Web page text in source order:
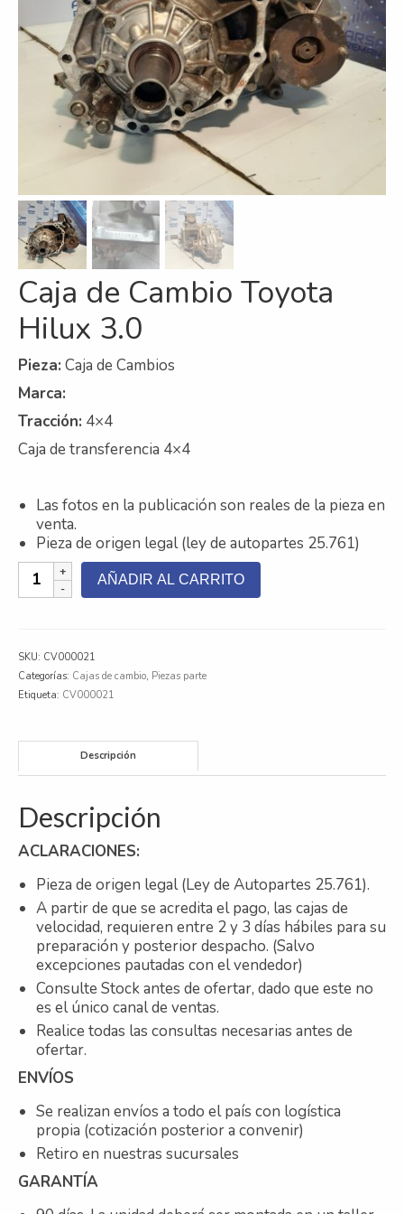
Refrigeración
Servicios
A campo
Comercial y Servicios
Generación
Inyección
Mecanizado
Motores
Reman
Contacto
Galeria
Trabaja con nosotros
Caja de Cambio Toyota
Hilux 3.0
Pieza: Caja de Cambios
Marca:
Tracción: 4×4
Caja de transferencia 4×4
Las fotos en la publicación son reales de la pieza en
venta.
Pieza de origen legal (ley de autopartes 25.761)
Caja
de
3.0
cantidad
AÑADIR AL CARRITO
SKU: CV000021
Categorías: Cajas de cambio, Piezas parte
Etiqueta: CV000021
Descripción
Descripción
ACLARACIONES:
Pieza de origen legal (Ley de Autopartes 25.761).
A partir de que se acredita el pago, las cajas de
velocidad, requieren entre 2 y 3 días hábiles para su
preparación y posterior despacho. (Salvo
excepciones pautadas con el vendedor)
Consulte Stock antes de ofertar, dado que este no
es el único canal de ventas.
Realice todas las consultas necesarias antes de
ofertar.
ENVÍOS
Se realizan envíos a todo el país con logística
propia (cotización posterior a convenir)
Retiro en nuestras sucursales
GARANTÍA